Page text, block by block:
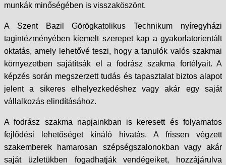
munkák minőségében is visszaköszönt.
A Szent Bazil Görögkatolikus Technikum nyíregyházi
tagintézményében kiemelt szerepet kap a gyakorlatorientált
oktatás, amely lehetővé teszi, hogy a tanulók valós szakmai
környezetben sajátítsák el a fodrász szakma fortélyait. A
képzés során megszerzett tudás és tapasztalat biztos alapot
jelent a sikeres elhelyezkedéshez vagy akár egy saját
vállalkozás elindításához.
A fodrász szakma napjainkban is keresett és folyamatos
fejlődési lehetőséget kínáló hivatás. A frissen végzett
szakemberek hamarosan szépségszalonokban vagy akár
saját üzletükben fogadhatják vendégeiket, hozzájárulva